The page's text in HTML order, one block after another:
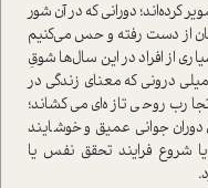
کرده‌اند؛ دورانی که در آن شور
از دست رفته و حس می‌کنیم
از افراد در این سال‌ها شوقِ
درونی که معنای زندگی در
روحی تازه‌ای می‌کشاند؛
دوران جوانی عمیق و خوشایند
یا شروع فرایند تحقق نفس یا